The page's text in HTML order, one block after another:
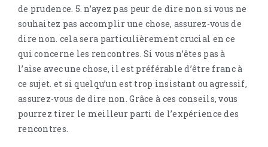
de prudence. 5. n’ayez pas peur de dire non si vous ne
souhaitez pas accomplir une chose, assurez-vous de
dire non. cela sera particulièrement crucial en ce
qui concerne les rencontres. Si vous n’êtes pas à
l’aise avec une chose, il est préférable d’être franc à
ce sujet. et si quelqu’un est trop insistant ou agressif,
assurez-vous de dire non. Grâce à ces conseils, vous
pourrez tirer le meilleur parti de l’expérience des
rencontres.